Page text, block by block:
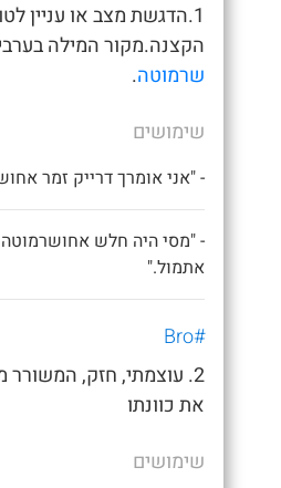
1.הדגשת מצב או עניין
הקצנה.מקור המילה
שרמוטה.
שימושים
- "אני אומרך דרייק זמר
- "מסי היה חלש
אתמול."
#Bro
2. עוצמתי, חזק,
את כוונתו
שימושים